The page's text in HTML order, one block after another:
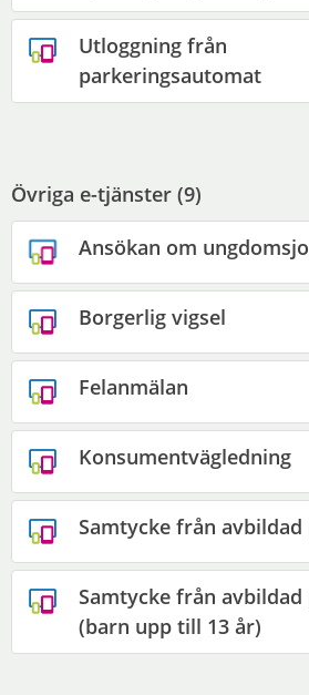
Utloggning från
parkeringsautomat
Övriga e-tjänster (9)
Ansökan om
Borgerlig vigsel
Felanmälan
Konsumentvägledning
Samtycke från avbildad
Samtycke från avbildad
(barn upp till 13 år)